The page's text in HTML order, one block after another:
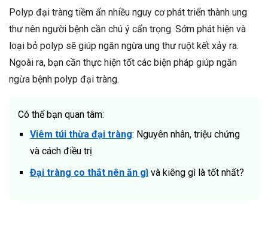
Polyp đại tràng tiềm ẩn nhiều nguy cơ phát triển thành ung
thư nên người bệnh cần chú ý cẩn trọng. Sớm phát hiện và
loại bỏ polyp sẽ giúp ngăn ngừa ung thư ruột kết xảy ra.
Ngoài ra, bạn cần thực hiện tốt các biện pháp giúp ngăn
ngừa bệnh polyp đại tràng.
Có thể bạn quan tâm:
Viêm túi thừa đại tràng: Nguyên nhân, triệu chứng
và cách điều trị
Đại tràng co thắt nên ăn gì và kiêng gì là tốt nhất?